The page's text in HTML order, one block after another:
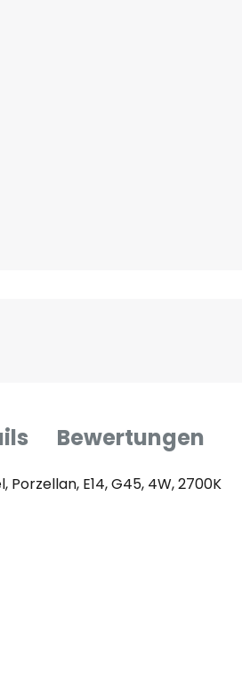
Bewertungen
E14, G45, 4W, 2700K